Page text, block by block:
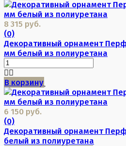
8 315 руб.
(0)
Декоративный орнамент
мм белый из полиуретана
В корзину
6 150 руб.
(0)
Декоративный орнамент
белый из полиуретана